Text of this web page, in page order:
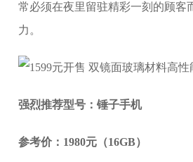
常必须在夜里留驻精彩一刻的顾客
力。
强烈推荐型号：锤子手机
参考价：1980元（16GB）